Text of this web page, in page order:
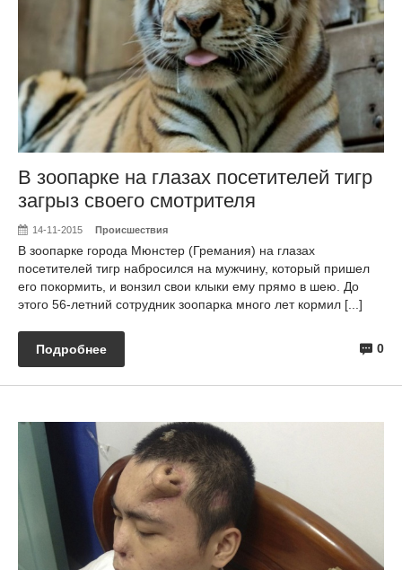
В зоопарке на глазах посетителей тигр
загрыз своего смотрителя
14-11-2015 Происшествия
В зоопарке города Мюнстер (Гремания) на глазах
посетителей тигр набросился на мужчину, который пришел
его покормить, и вонзил свои клыки ему прямо в шею. До
этого 56-летний сотрудник зоопарка много лет кормил [...]
0
Подробнее